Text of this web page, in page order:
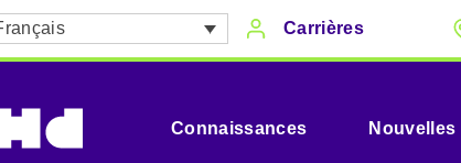
Carrières
Connaissances Nouvelles